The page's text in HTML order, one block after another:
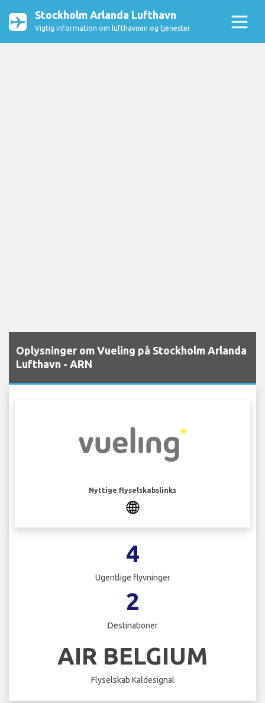
Stockholm Arlanda Lufthavn
Vigtig information om lufthavnen og tjenester
Oplysninger om Vueling på Stockholm Arlanda
Lufthavn - ARN
Nyttige flyselskabslinks
4
Ugentlige flyvninger
2
Destinationer
AIR BELGIUM
Flyselskab Kaldesignal